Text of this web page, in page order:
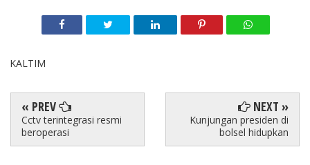
KALTIM
« PREV
Cctv terintegrasi resmi
beroperasi
NEXT »
Kunjungan presiden di
bolsel hidupkan